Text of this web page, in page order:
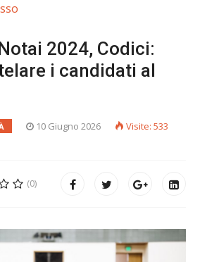
2024, Codici:
i candidati al
10 Giugno 2026 Visite: 533
(0)